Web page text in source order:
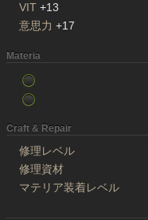
VIT +13
意思力 +17
Materia
Craft & Repair
修理レベル
修理資材
マテリア装着レベル